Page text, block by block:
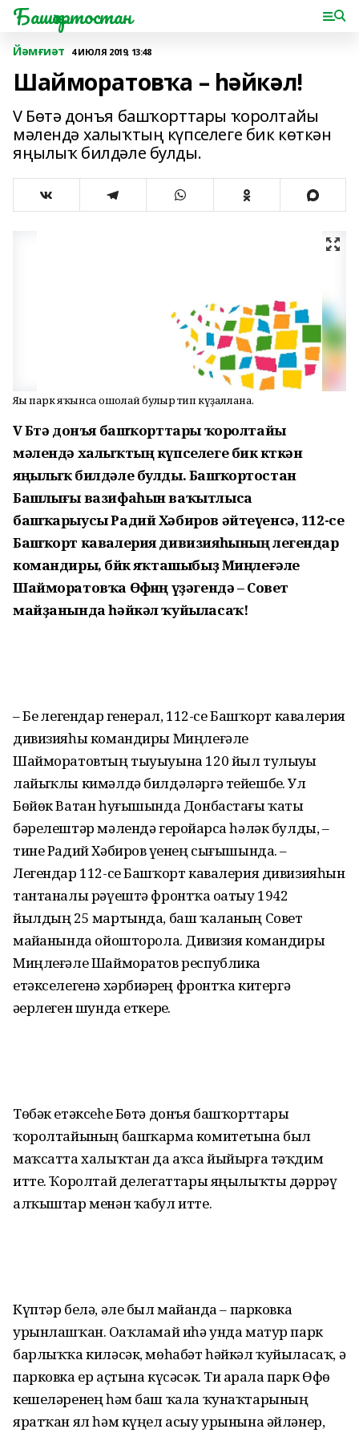
Башҡортостан
Йәмғиәт 4 ИЮЛЯ 2019, 13:48
Шайморатовҡа – һәйкәл!
V Бөтә донъя башҡорттары ҡоролтайы
мәлендә халыҡтың күпселеге бик көткән
яңылыҡ билдәле булды.
Яңы парк яҡынса ошолай булыр тип күҙаллана.
V Бөтә донъя башҡорттары ҡоролтайы
мәлендә халыҡтың күпселеге бик көткән
яңылыҡ билдәле булды. Башҡортостан
Башлығы вазифаһын ваҡытлыса
башҡарыусы Радий Хәбиров әйтеүенсә, 112-се
Башҡорт кавалерия дивизияһының легендар
командиры, бөйөк яҡташыбыҙ Миңлеғәле
Шайморатовҡа Өфөнөң үҙәгендә – Совет
майҙанында һәйкәл ҡуйыласаҡ!
– Беҙ легендар генерал, 112-се Башҡорт кавалерия
дивизияһы командиры Миңлеғәле
Шайморатовтың тыуыуына 120 йыл тулыуҙы
лайыҡлы кимәлдә билдәләргә тейешбеҙ. Ул
Бөйөк Ватан һуғышында Донбастағы ҡаты
бәрелештәр мәлендә геройҙарса һәләк булды, –
тине Радий Хәбиров үҙенең сығышында. –
Легендар 112-се Башҡорт кавалерия дивизияһын
тантаналы рәүештә фронтҡа оҙатыу 1942
йылдың 25 мартында, баш ҡаланың Совет
майҙанында ойошторола. Дивизия командиры
Миңлеғәле Шайморатов республика
етәкселегенә хәрбиҙәрҙең фронтҡа китергә
әҙерлеген шунда еткерҙе.
Төбәк етәксеһе Бөтә донъя башҡорттары
ҡоролтайының башҡарма комитетына был
маҡсатта халыҡтан да аҡса йыйырға тәҡдим
итте. Ҡоролтай делегаттары яңылыҡты дәррәү
алҡыштар менән ҡабул итте.
Күптәр белә, әле был майҙанда – парковка
урынлашҡан. Оҙаҡламай иһә унда матур парк
барлыҡҡа киләсәк, мөһабәт һәйкәл ҡуйыласаҡ, ә
парковка ер аҫтына күсәсәк. Тиҙ арала парк Өфө
кешеләренең һәм баш ҡала ҡунаҡтарының
яратҡан ял һәм күңел асыу урынына әйләнер,